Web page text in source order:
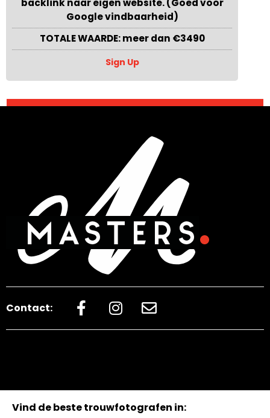
backlink naar eigen website. (Goed voor
Google vindbaarheid)
TOTALE WAARDE: meer dan €3490
Sign Up
Contact:
Vind de beste trouwfotografen in: